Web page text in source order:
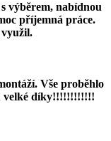
výběrem, nabídnou
příjemná práce.
využil.
Vše proběhlo
velké díky!!!!!!!!!!!!